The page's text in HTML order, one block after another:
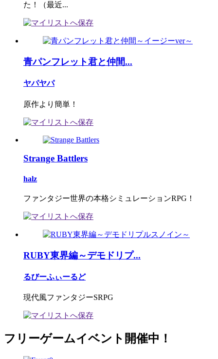
た！（最近...
青パンフレット君と仲間...
ヤパヤパ
原作より簡単！
Strange Battlers
halz
ファンタジー世界の本格シミュレーションRPG！
RUBY東界編～デモドリプ...
るびーふぃーるど
現代風ファンタジーSRPG
フリーゲームイベント開催中！